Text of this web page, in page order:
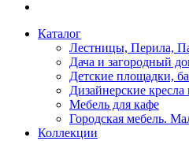
Каталог
Лестницы, Перила,
Дача и загородный
Детские площадки,
Дизайнерские кресла
Мебель для кафе
Городская мебель.
Коллекции